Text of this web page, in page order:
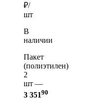
₽/
шт
В
наличии
Пакет
(полиэтилен)
2
шт —
3 35190